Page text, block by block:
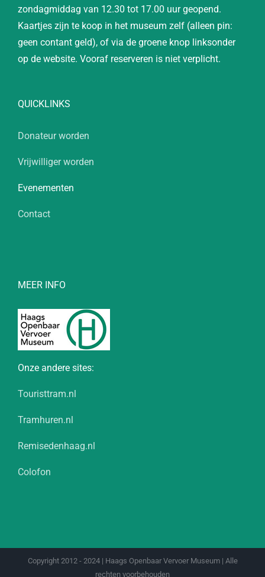
zondagmiddag van 12.30 tot 17.00 uur geopend.
Kaartjes zijn te koop in het museum zelf (alleen pin:
geen contant geld), of via de groene knop linksonder
op de website. Vooraf reserveren is niet verplicht.
QUICKLINKS
Donateur worden
Vrijwilliger worden
Evenementen
Contact
MEER INFO
Onze andere sites:
Touristtram.nl
Tramhuren.nl
Remisedenhaag.nl
Colofon
Copyright 2012 - 2024 | Haags Openbaar Vervoer Museum | Alle
rechten voorbehouden